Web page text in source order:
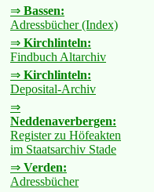
⇒ Bassen:
Adressbücher (Index)
⇒ Kirchlinteln:
Findbuch Altarchiv
⇒ Kirchlinteln:
Deposital-Archiv
⇒
Neddenaverbergen:
Register zu Höfeakten
im Staatsarchiv Stade
⇒ Verden:
Adressbücher